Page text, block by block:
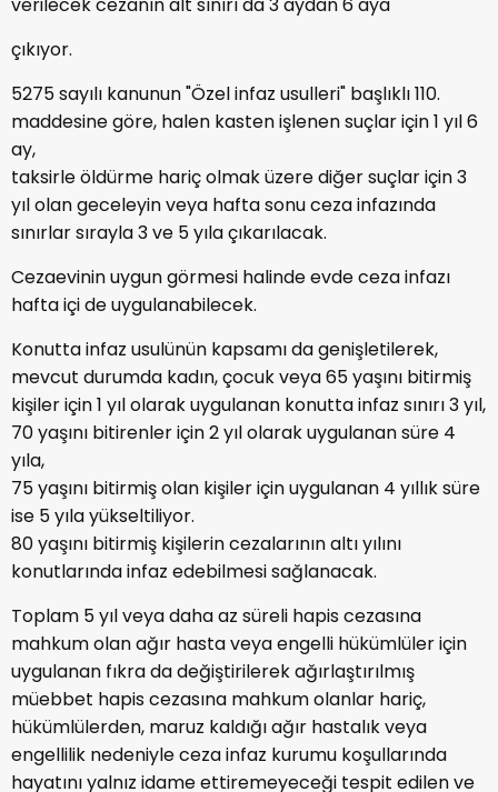
verilecek cezanın alt sınırı da 3 aydan 6 aya
çıkıyor.
5275 sayılı kanunun "Özel infaz usulleri" başlıklı 110.
maddesine göre, halen kasten işlenen suçlar için 1 yıl 6
ay,
taksirle öldürme hariç olmak üzere diğer suçlar için 3
yıl olan geceleyin veya hafta sonu ceza infazında
sınırlar sırayla 3 ve 5 yıla çıkarılacak.
Cezaevinin uygun görmesi halinde evde ceza infazı
hafta içi de uygulanabilecek.
Konutta infaz usulünün kapsamı da genişletilerek,
mevcut durumda kadın, çocuk veya 65 yaşını bitirmiş
kişiler için 1 yıl olarak uygulanan konutta infaz sınırı 3 yıl,
70 yaşını bitirenler için 2 yıl olarak uygulanan süre 4
yıla,
75 yaşını bitirmiş olan kişiler için uygulanan 4 yıllık süre
ise 5 yıla yükseltiliyor.
80 yaşını bitirmiş kişilerin cezalarının altı yılını
konutlarında infaz edebilmesi sağlanacak.
Toplam 5 yıl veya daha az süreli hapis cezasına
mahkum olan ağır hasta veya engelli hükümlüler için
uygulanan fıkra da değiştirilerek ağırlaştırılmış
müebbet hapis cezasına mahkum olanlar hariç,
hükümlülerden, maruz kaldığı ağır hastalık veya
engellilik nedeniyle ceza infaz kurumu koşullarında
hayatını yalnız idame ettiremeyeceği tespit edilen ve